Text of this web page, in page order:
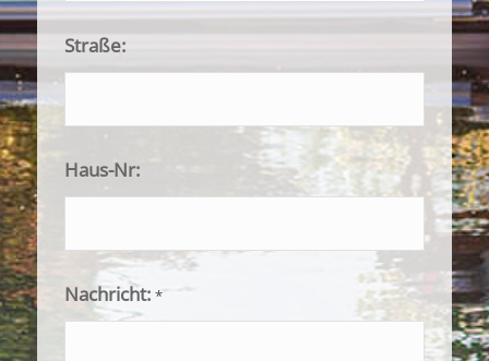
Straße:
Haus-Nr:
Nachricht: *